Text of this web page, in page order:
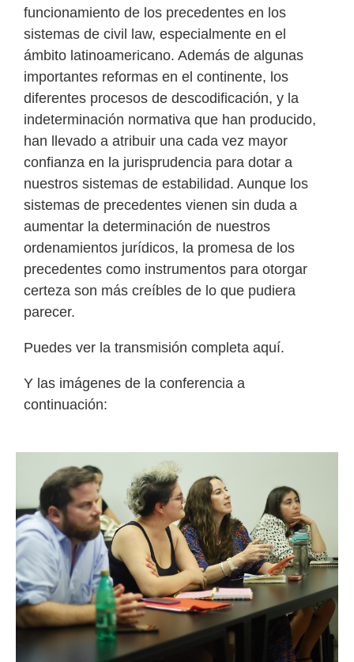
funcionamiento de los precedentes en los
sistemas de civil law, especialmente en el
ámbito latinoamericano. Además de algunas
importantes reformas en el continente, los
diferentes procesos de descodificación, y la
indeterminación normativa que han producido,
han llevado a atribuir una cada vez mayor
confianza en la jurisprudencia para dotar a
nuestros sistemas de estabilidad. Aunque los
sistemas de precedentes vienen sin duda a
aumentar la determinación de nuestros
ordenamientos jurídicos, la promesa de los
precedentes como instrumentos para otorgar
certeza son más creíbles de lo que pudiera
parecer.
Puedes ver la transmisión completa aquí.
Y las imágenes de la conferencia a
continuación: